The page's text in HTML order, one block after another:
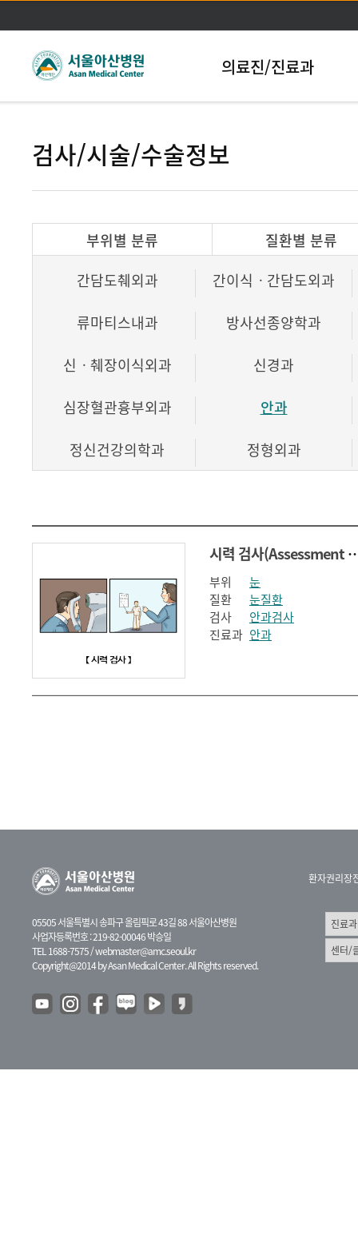
본문바로가기
의료진/진료과
검사/시술/수술정보
부위별 분류
질환별 분류
간담도췌외과
간이식ㆍ간담도외과
류마티스내과
방사선종양학과
신ㆍ췌장이식외과
신경과
심장혈관흉부외과
안과
정신건강의학과
정형외과
시력 검사
부위
눈
질환
눈질환
검사
안과검사
진료과 안과
05505 서울특별시 송파구 올림픽로 43길 88 서울아산병원
사업자등록번호 : 219-82-00046 박승일
TEL 1688-7575 /webmaster@amc.seoul.kr
Copyright@2014 by Asan Medical Center. All Rights reserved.
환자권리장